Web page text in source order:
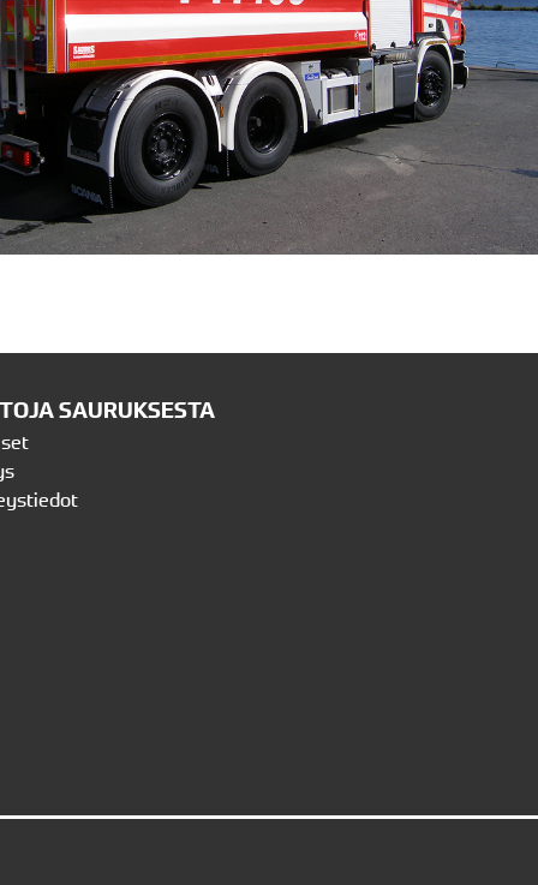
SAURUKSESTA